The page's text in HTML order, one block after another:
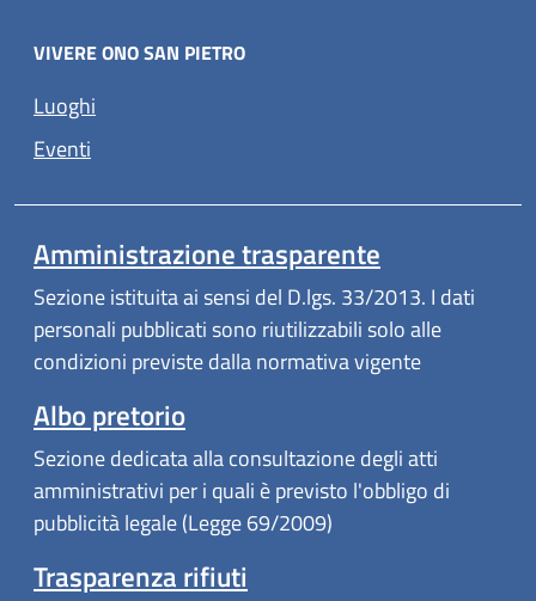
VIVERE ONO SAN PIETRO
Luoghi
Eventi
Amministrazione trasparente
Sezione istituita ai sensi del D.lgs. 33/2013. I dati
personali pubblicati sono riutilizzabili solo alle
condizioni previste dalla normativa vigente
Albo pretorio
Sezione dedicata alla consultazione degli atti
amministrativi per i quali è previsto l'obbligo di
pubblicità legale (Legge 69/2009)
Trasparenza rifiuti